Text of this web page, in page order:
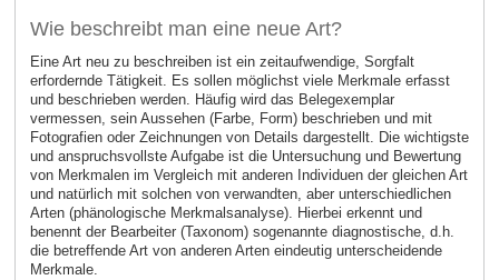
Wie beschreibt man eine neue Art?
Eine Art neu zu beschreiben ist ein zeitaufwendige, Sorgfalt
erfordernde Tätigkeit. Es sollen möglichst viele Merkmale erfasst
und beschrieben werden. Häufig wird das Belegexemplar
vermessen, sein Aussehen (Farbe, Form) beschrieben und mit
Fotografien oder Zeichnungen von Details dargestellt. Die wichtigste
und anspruchsvollste Aufgabe ist die Untersuchung und Bewertung
von Merkmalen im Vergleich mit anderen Individuen der gleichen Art
und natürlich mit solchen von verwandten, aber unterschiedlichen
Arten (phänologische Merkmalsanalyse). Hierbei erkennt und
benennt der Bearbeiter (Taxonom) sogenannte diagnostische, d.h.
die betreffende Art von anderen Arten eindeutig unterscheidende
Merkmale.